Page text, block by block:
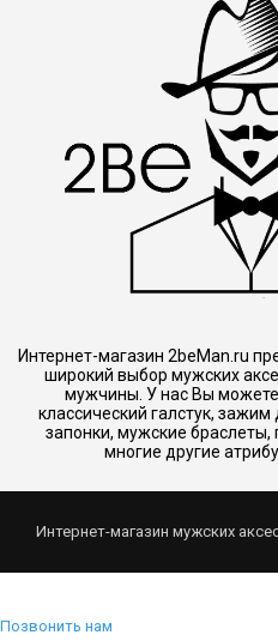
Интернет-магазин 2beMan.ru
широкий выбор мужских
мужчины. У нас Вы можете
классический галстук,
запонки, мужские
многие другие
Интернет-магазин мужских
Позвонить нам